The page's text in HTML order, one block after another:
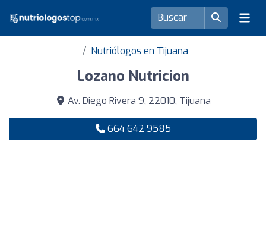
Nutriólogos en Tijuana
Lozano Nutricion
Av. Diego Rivera 9, 22010, Tijuana
664 642 9585